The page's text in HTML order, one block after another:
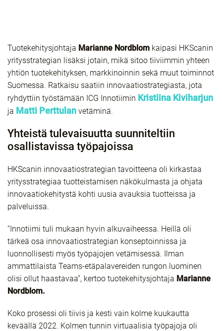
Tuotekehitysjohtaja Marianne Nordblom kaipasi HKScanin
yritysstrategian lisäksi jotain, mikä sitoo tiiviimmin yhteen
yhtiön tuotekehityksen, markkinoinnin sekä muut toiminnot
Suomessa. Ratkaisu saatiin innovaatiostrategiasta, jota
ryhdyttiin työstämään ICG Innotiimin Kristiina Kiviharjun
ja Matti Perttulan vetäminä.
Yhteistä tulevaisuutta suunniteltiin
osallistavissa työpajoissa
HKScanin innovaatiostrategian tavoitteena oli kirkastaa
yritysstrategiaa tuotteistamisen näkökulmasta ja ohjata
innovaatiokehitystä kohti uusia avauksia tuotteissa ja
palveluissa.
”Innotiimi tuli mukaan hyvin alkuvaiheessa. Heillä oli
tärkeä osa innovaatiostrategian konseptoinnissa ja
luonnollisesti myös työpajojen vetämisessä. Ilman
ammattilaista Teams-etäpalavereiden rungon luominen
olisi ollut haastavaa”, kertoo tuotekehitysjohtaja Marianne
Nordblom.
Koko prosessi oli tiivis ja kesti vain kolme kuukautta
keväällä 2022. Kolmen tunnin virtuaalisia työpajoja oli